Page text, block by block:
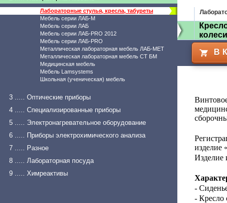
Лабораторные стулья, кресла, табуреты
Мебель серии ЛАБ-М
Мебель серии ЛАБ
Мебель серии ЛАБ-PRO 2012
Мебель серии ЛАБ-PRO
Металлическая лабораторная мебель ЛАБ-МЕТ
Металлическая лабораторная мебель СТ БМ
Медицинская мебель
Мебель Lamsystems
Школьная (ученическая) мебель
3 ..... Оптические приборы
4 ..... Специализированные приборы
5 ..... Электронагревательное оборудование
6 ..... Приборы электрохимического анализа
7 ..... Разное
8 ..... Лабораторная посуда
9 ..... Химреактивы
В
изделие
Изделие
-
- Кресло